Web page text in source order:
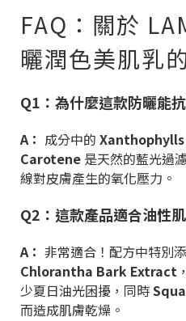
FAQ：關於
曬潤色美肌乳
Q1：為什麼這款防曬能
A： 成分中的 Xanthophylls
Carotene 是天然的藍光過
線對皮膚產生的氧化壓力。
Q2：這款產品適合油性
A： 非常適合！配方中特別
Chlorantha Bark Extract
少夏日油光困擾，同時
而造成肌膚乾燥。